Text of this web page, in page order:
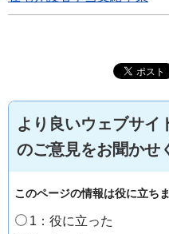
より良いウェブサイ
のご意見をお聞かせ
このページの情報は役に立ち
1：役に立った